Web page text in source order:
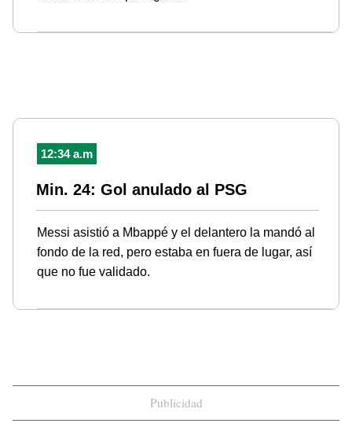
12:34 a.m
Min. 24: Gol anulado al PSG
Messi asistió a Mbappé y el delantero la mandó al
fondo de la red, pero estaba en fuera de lugar, así
que no fue validado.
Publicidad